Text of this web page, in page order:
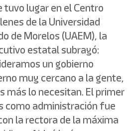
tuvo lugar en el Centro
de la Universidad
de Morelos (UAEM), la
estatal subrayó:
un gobierno
muy cercano a la gente,
más lo necesitan. El primer
como administración fue
la rectora de la máxima